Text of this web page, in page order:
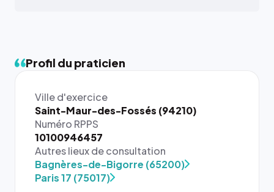
Profil du praticien
Ville d'exercice
Saint-Maur-des-Fossés (94210)
Numéro RPPS
10100946457
Autres lieux de consultation
Bagnères-de-Bigorre (65200)
Paris 17 (75017)